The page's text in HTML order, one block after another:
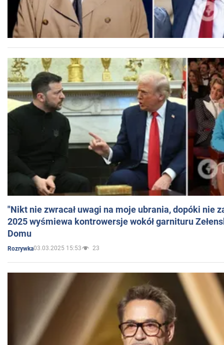
"Nikt nie zwracał uwagi na moje ubrania, dopóki nie
2025 wyśmiewa kontrowersje wokół garnituru
Domu
Rozrywka03.03.2025 15:53 23